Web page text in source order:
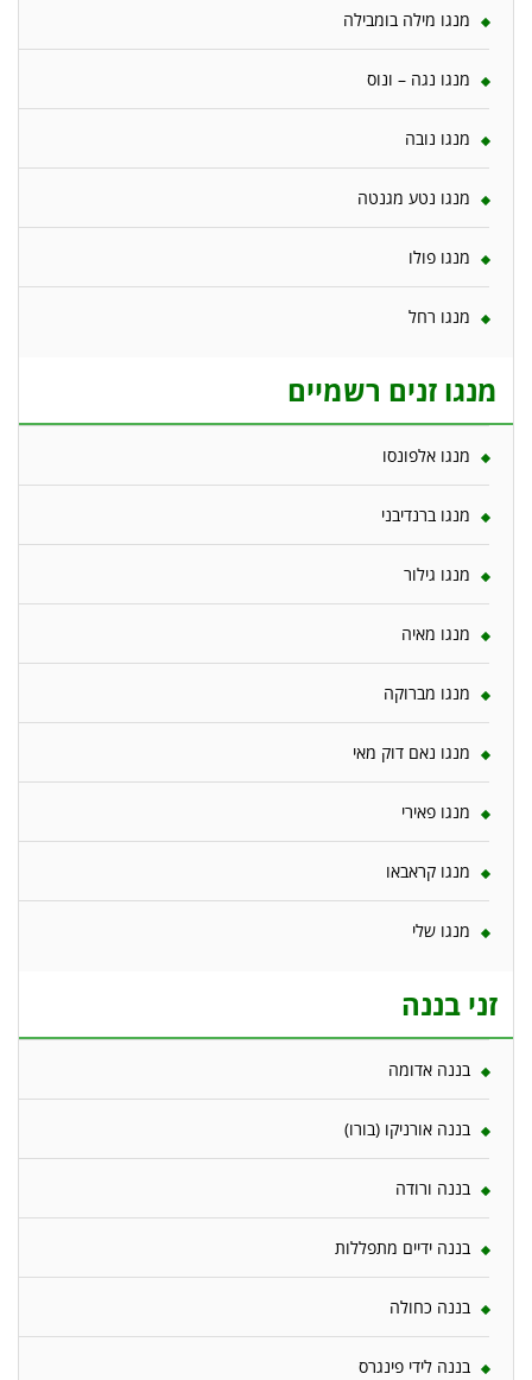
מנגו מילה בומבילה
מנגו נגה – ונוס
מנגו נובה
מנגו נטע מגנטה
מנגו פולו
מנגו רחל
מנגו זנים רשמיים
מנגו אלפונסו
מנגו ברנדיבני
מנגו גילור
מנגו מאיה
מנגו מברוקה
מנגו נאם דוק מאי
מנגו פאירי
מנגו קראבאו
מנגו שלי
זני בננה
בננה אדומה
בננה אורניקו (בורו)
בננה ורודה
בננה ידיים מתפללות
בננה כחולה
בננה לידי פינגרס